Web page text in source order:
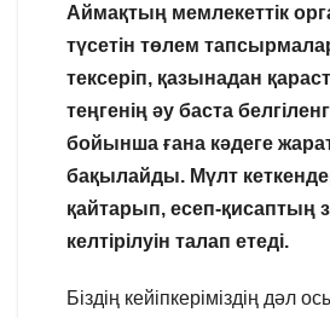
Аймақтың мемлекеттік
түсетін төлем
тексеріп, қазынадан
теңгенің әу баста
бойынша ғана кәдеге
бақылайды. Мүлт
қайтарып, есеп-қисаптың
келтірілуін талап етеді.
Біздің кейіпкеріміздің дәл